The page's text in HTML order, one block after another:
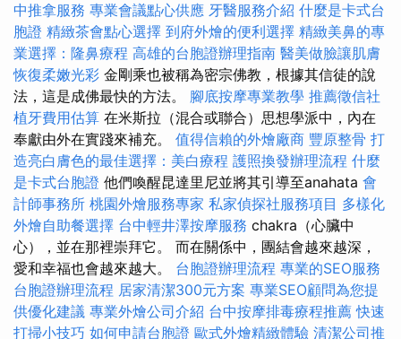
中推拿服務 專業會議點心供應 牙醫服務介紹 什麼是卡式台
胞證 精緻茶會點心選擇 到府外燴的便利選擇 精緻美鼻的專
業選擇：隆鼻療程 高雄的台胞證辦理指南 醫美做臉讓肌膚
恢復柔嫩光彩 金剛乘也被稱為密宗佛教，根據其信徒的說
法，這是成佛最快的方法。 腳底按摩專業教學 推薦徵信社
植牙費用估算 在米斯拉（混合或聯合）思想學派中，內在
奉獻由外在實踐來補充。 值得信賴的外燴廠商 豐原整骨 打
造亮白膚色的最佳選擇：美白療程 護照換發辦理流程 什麼
是卡式台胞證 他們喚醒昆達里尼並將其引導至anahata 會
計師事務所 桃園外燴服務專家 私家偵探社服務項目 多樣化
外燴自助餐選擇 台中輕井澤按摩服務 chakra（心臟中
心），並在那裡崇拜它。 而在關係中，團結會越來越深，
愛和幸福也會越來越大。 台胞證辦理流程 專業的SEO服務
台胞證辦理流程 居家清潔300元方案 專業SEO顧問為您提
供優化建議 專業外燴公司介紹 台中按摩排毒療程推薦快速
打掃小技巧 如何申請台胞證 歐式外燴精緻體驗 清潔公司推